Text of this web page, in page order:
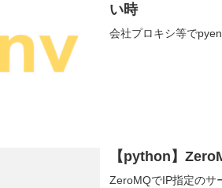
い時
会社プロキシ等で
【python】
ZeroMQでIP指定のサ